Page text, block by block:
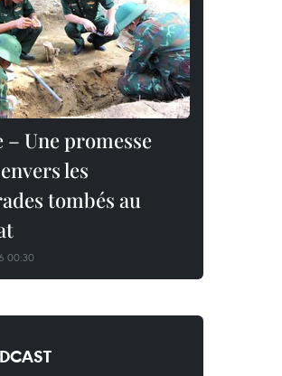
– Une promesse
les
tombés au
00:30